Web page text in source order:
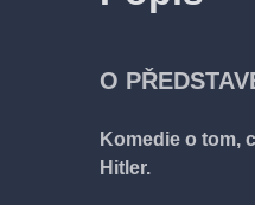
O
Komedie o tom,
Hitler.